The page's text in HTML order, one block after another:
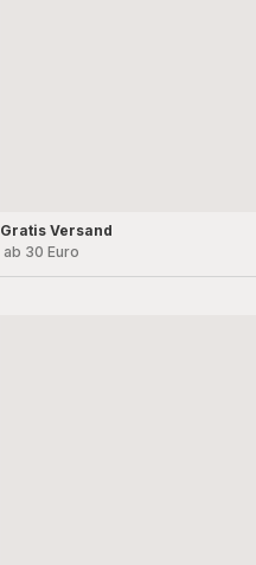
Gratis Versand
ab 30 Euro